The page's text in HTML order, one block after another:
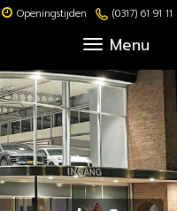
Openingstijden (0317) 61 91 11
Menu